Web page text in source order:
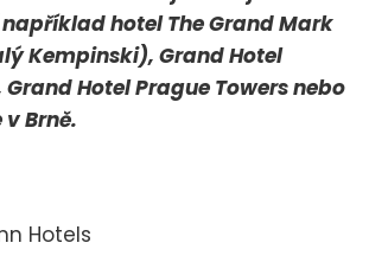
hotel The Grand Mark
Kempinski), Grand Hotel
Hotel Prague Towers nebo
Brně.
Hotels